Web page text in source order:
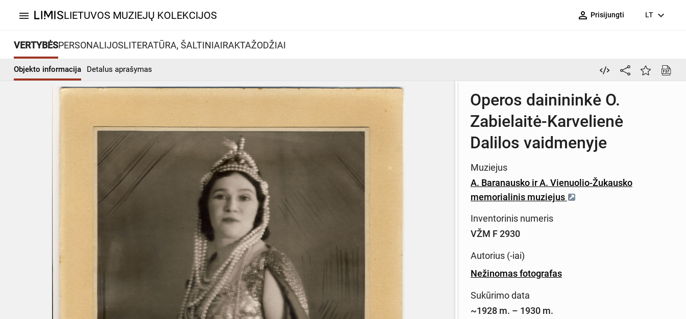
menu LIETUVOS MUZIEJŲ KOLEKCIJOS person_outline Prisijungti LT expand_more
VERTYBĖSPERSONALIJOSLITERATŪRA, ŠALTINIAIRAKTAŽODŽIAI
Objekto informacija Detalus aprašymas
Operos dainininkė O.
Zabielaitė-Karvelienė
Dalilos vaidmenyje
Muziejus
A. Baranausko ir A. Vienuolio-Žukausko
memorialinis muziejus
Inventorinis numeris
VŽM F 2930
Autorius (-iai)
Nežinomas fotografas
Sukūrimo data
~1928 m. – 1930 m.